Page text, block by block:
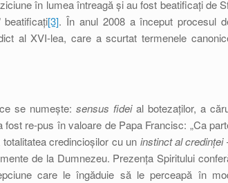
în lumea întreagă și au fost beatificați de
[3]. În anul 2008 a început procesul
al XVI-lea, care a scurtat termenele
se numește:sensus fideial botezaților, a
re-pus în valoare de Papa Francisc: „Ca
credincioșilor cu un instinct al credinței
de la Dumnezeu. Prezența Spiritului
care le îngăduie să le perceapă în